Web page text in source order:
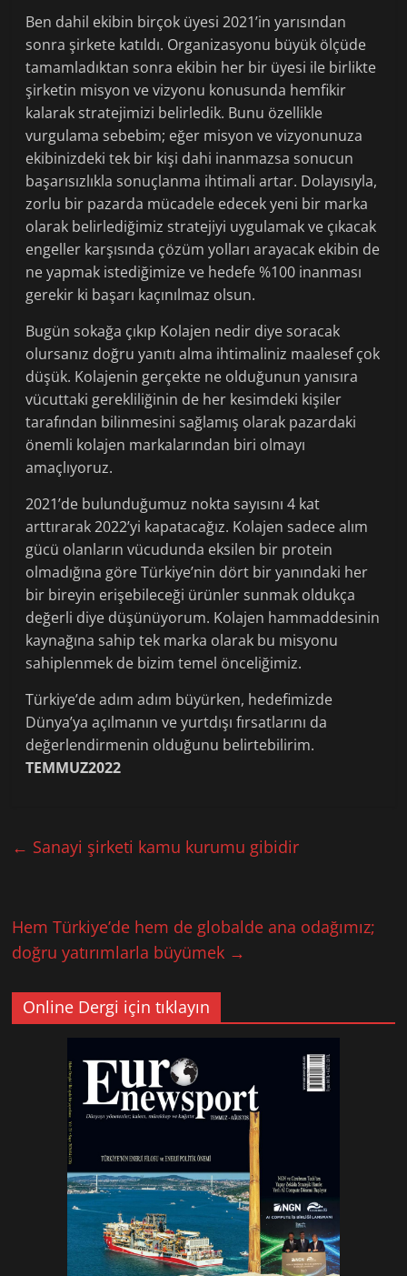
Ben dahil ekibin birçok üyesi 2021’in yarısından
sonra şirkete katıldı. Organizasyonu büyük ölçüde
tamamladıktan sonra ekibin her bir üyesi ile birlikte
şirketin misyon ve vizyonu konusunda hemfikir
kalarak stratejimizi belirledik. Bunu özellikle
vurgulama sebebim; eğer misyon ve vizyonunuza
ekibinizdeki tek bir kişi dahi inanmazsa sonucun
başarısızlıkla sonuçlanma ihtimali artar. Dolayısıyla,
zorlu bir pazarda mücadele edecek yeni bir marka
olarak belirlediğimiz stratejiyi uygulamak ve çıkacak
engeller karşısında çözüm yolları arayacak ekibin de
ne yapmak istediğimize ve hedefe %100 inanması
gerekir ki başarı kaçınılmaz olsun.
Bugün sokağa çıkıp Kolajen nedir diye soracak
olursanız doğru yanıtı alma ihtimaliniz maalesef çok
düşük. Kolajenin gerçekte ne olduğunun yanısıra
vücuttaki gerekliliğinin de her kesimdeki kişiler
tarafından bilinmesini sağlamış olarak pazardaki
önemli kolajen markalarından biri olmayı
amaçlıyoruz.
2021’de bulunduğumuz nokta sayısını 4 kat
arttırarak 2022’yi kapatacağız. Kolajen sadece alım
gücü olanların vücudunda eksilen bir protein
olmadığına göre Türkiye’nin dört bir yanındaki her
bir bireyin erişebileceği ürünler sunmak oldukça
değerli diye düşünüyorum. Kolajen hammaddesinin
kaynağına sahip tek marka olarak bu misyonu
sahiplenmek de bizim temel önceliğimiz.
Türkiye’de adım adım büyürken, hedefimizde
Dünya’ya açılmanın ve yurtdışı fırsatlarını da
değerlendirmenin olduğunu belirtebilirim.
TEMMUZ2022
← Sanayi şirketi kamu kurumu gibidir
Hem Türkiye’de hem de globalde ana odağımız;
doğru yatırımlarla büyümek →
Online Dergi için tıklayın